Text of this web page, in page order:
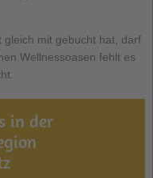
gleich mit gebucht hat, darf
Wellnessoasen fehlt es
in der